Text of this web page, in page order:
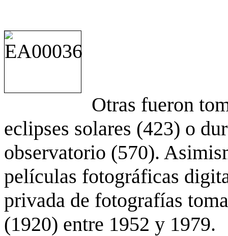
Otras fueron
eclipses solares (423) o
observatorio (570).
películas fotográficas
privada de fotografías
(1920) entre 1952 y 1979.